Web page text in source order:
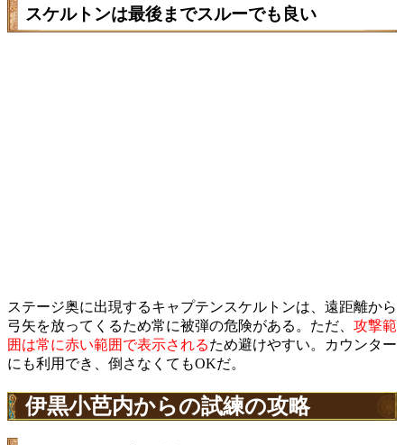
スケルトンは最後までスルーでも良い
ステージ奥に出現するキャプテンスケルトンは、遠距離から
弓矢を放ってくるため常に被弾の危険がある。ただ、 攻撃範
囲は常に赤い範囲で表示されるため避けやすい。カウンター
にも利用でき、倒さなくてもOKだ。
伊黒小芭内からの試練の攻略